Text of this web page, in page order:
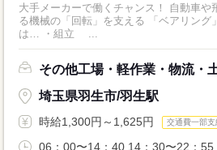
大手メーカーで働くチャンス！ 自動車や
る機械の「回転」を支える 「ベアリング」の製
は… ・組立 ...
その他工場・軽作業・物流・
埼玉県羽生市/羽生駅
時給1,300円～1,625円 交通費一部支
06：00〜14：40 14：30〜22：55